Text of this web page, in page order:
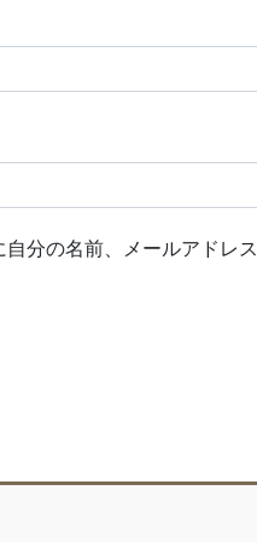
分の名前、メールアドレ